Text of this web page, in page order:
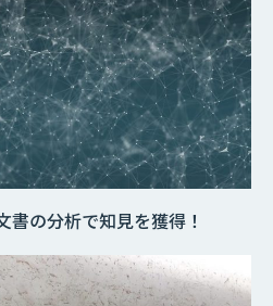
の分析で知見を獲得！